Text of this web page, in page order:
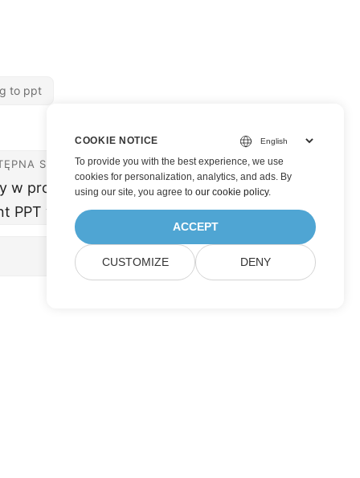
to ppt
STRONA »
w programie
PPT w Javie
COOKIE NOTICE
To provide you with the best experience, we use
cookies for personalization, analytics, and ads. By
using our site, you agree to our cookie policy.
ACCEPT
CUSTOMIZE DENY